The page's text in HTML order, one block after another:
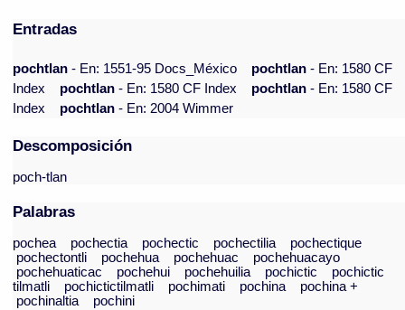
Entradas
pochtlan- En: 1551-95 Docs_México pochtlan- En: 1580 CF
Index
pochtlan- En: 1580 CF Index pochtlan- En: 1580 CF
Index
pochtlan- En: 2004 Wimmer
Descomposición
poch-tlan
Palabras
pochea pochectia pochectic pochectilia
pochectique
pochectontli
pochehua pochehuac
pochehuacayo
pochehuaticac
pochehui pochehuilia pochictic
pochictic
tilmatli
pochictictilmatli pochimati pochina
pochina +
pochinaltia
pochini